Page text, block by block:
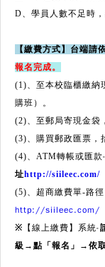
D、學員人數不足時
【繳費方式】台端請
報名完成。
(1)、至本校臨櫃繳納
購班）。
(2)、至郵局寄現金袋
(3)、購買郵政匯票，
(4)、ATM轉帳或匯款
址http://siileec.com/
(5)、超商繳費單-路
http://siileec.com/
※ 【線上繳費】系統-
級 → 點「報名」 → 依